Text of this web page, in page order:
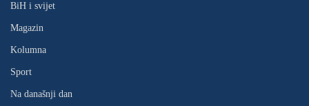
BiH i svijet
Magazin
Kolumna
Sport
Na današnji dan